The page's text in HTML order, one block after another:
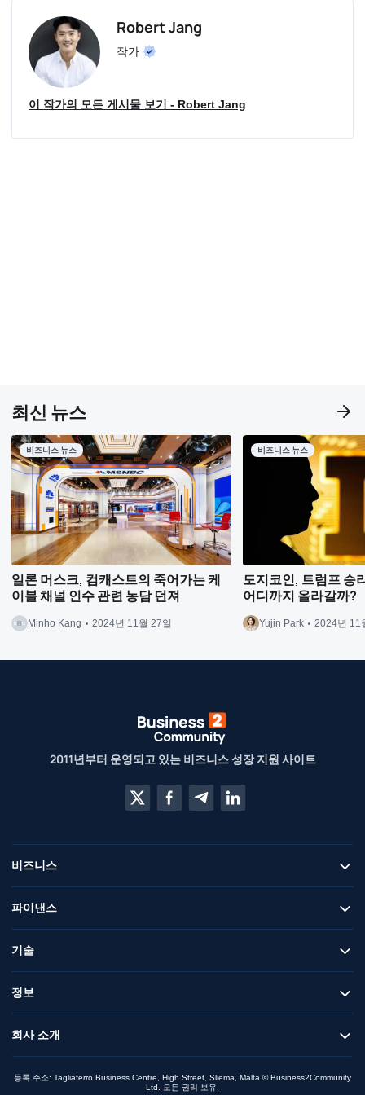
Robert Jang
작가
이 작가의 모든 게시물 보기 - Robert Jang
최신 뉴스
일론 머스크, 컴캐스트의 죽어가는 케
이블 채널 인수 관련 농담 던져
Minho Kang 2024년 11월 27일
비즈니스 뉴스
도지코인, 트럼프 승
어디까지 올라갈까?
Yujin Park 2024년 11
비즈니스 뉴스
2011년부터 운영되고 있는 비즈니스 성장 지원 사이트
비즈니스
파이낸스
기술
정보
회사 소개
등록 주소: Tagliaferro Business Centre, High Street, Sliema, Malta © Business2Community
Ltd. 모든 권리 보유.